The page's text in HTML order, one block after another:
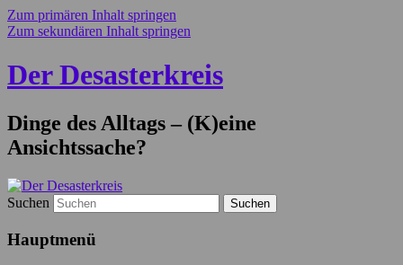
Zum primären Inhalt springen
Zum sekundären Inhalt springen
Der Desasterkreis
Dinge des Alltags – (K)eine
Ansichtssache?
Suchen
Hauptmenü